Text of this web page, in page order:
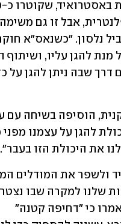
את היכולת הזו בעבר".